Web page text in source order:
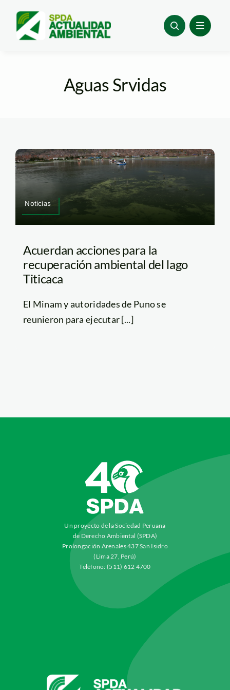
content
Aguas Srvidas
Noticias
Acuerdan acciones para la
recuperación ambiental del lago
Titicaca
El Minam y autoridades de Puno se
reunieron para ejecutar [...]
Un proyecto de la Sociedad Peruana
de Derecho Ambiental (SPDA)
Prolongación Arenales 437 San Isidro
(Lima 27, Perú)
Teléfono: (511) 612 4700